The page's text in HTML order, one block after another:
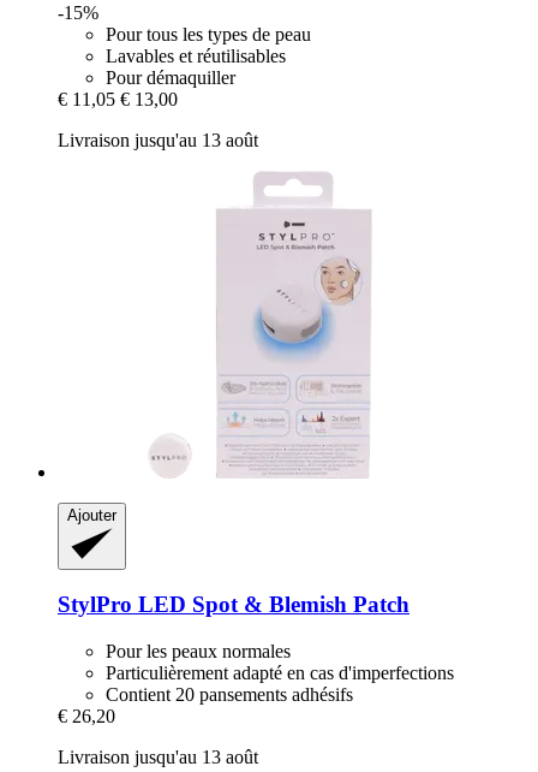
-15%
Pour tous les types de peau
Lavables et réutilisables
Pour démaquiller
€ 11,05 € 13,00
Livraison jusqu'au 13 août
Ajouter
StylPro LED Spot & Blemish Patch
Pour les peaux normales
Particulièrement adapté en cas d'imperfections
Contient 20 pansements adhésifs
€ 26,20
Livraison jusqu'au 13 août